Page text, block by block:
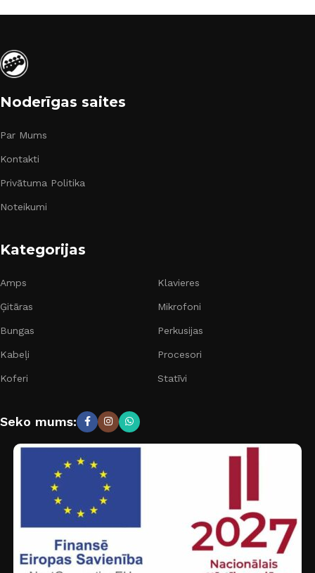
Noderīgas saites
Par Mums
Kontakti
Privātuma Politika
Noteikumi
Kategorijas
Amps
Ģitāras
Bungas
Kabeļi
Koferi
Klavieres
Mikrofoni
Perkusijas
Procesori
Statīvi
Seko mums: